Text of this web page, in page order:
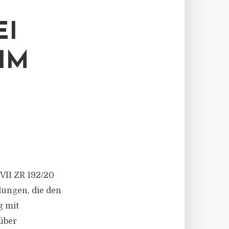
ZR 192/20
die den
mit